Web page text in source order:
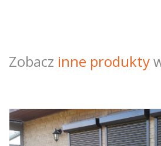
Zobacz inne produkty